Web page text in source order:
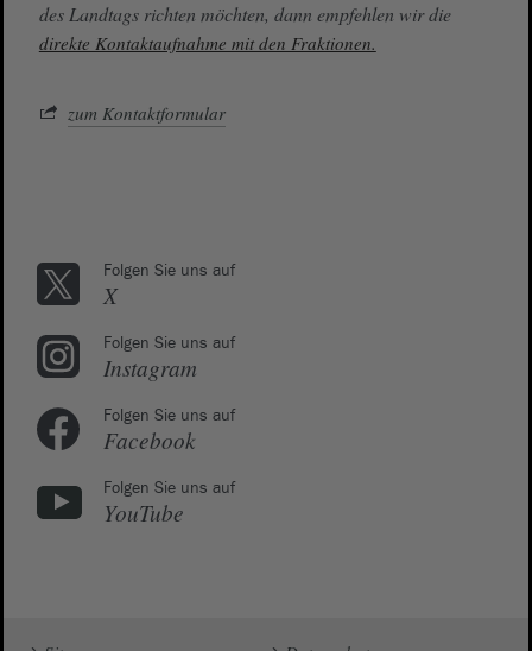
des Landtags richten möchten, dann empfehlen wir die
direkte Kontaktaufnahme mit den Fraktionen.
zum Kontaktformular
Folgen Sie uns auf
X
Folgen Sie uns auf
Instagram
Folgen Sie uns auf
Facebook
Folgen Sie uns auf
YouTube